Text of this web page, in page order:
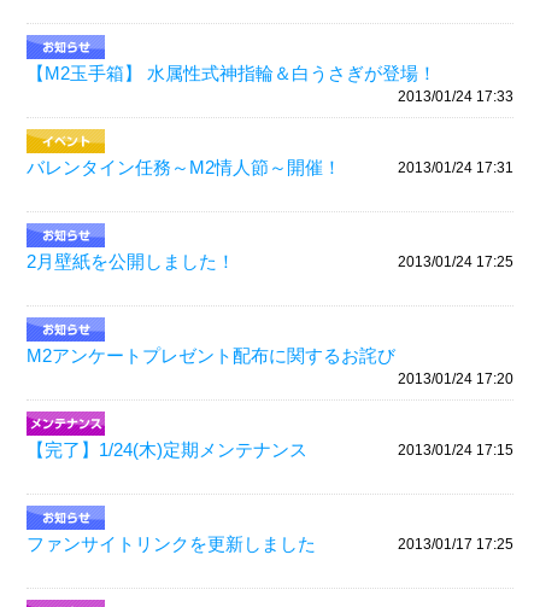
【M2玉手箱】 水属性式神指輪＆白うさぎが登場！
2013/01/24 17:33
バレンタイン任務～M2情人節～開催！ 2013/01/24 17:31
2月壁紙を公開しました！ 2013/01/24 17:25
M2アンケートプレゼント配布に関するお詫び
2013/01/24 17:20
【完了】1/24(木)定期メンテナンス 2013/01/24 17:15
ファンサイトリンクを更新しました 2013/01/17 17:25